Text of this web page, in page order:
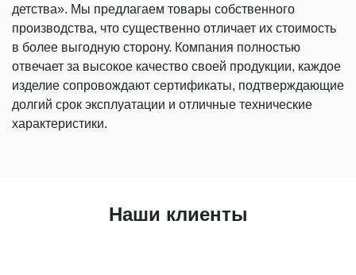
детства». Мы предлагаем товары собственного
производства, что существенно отличает их стоимость
в более выгодную сторону. Компания полностью
отвечает за высокое качество своей продукции, каждое
изделие сопровождают сертификаты, подтверждающие
долгий срок эксплуатации и отличные технические
характеристики.
Наши клиенты